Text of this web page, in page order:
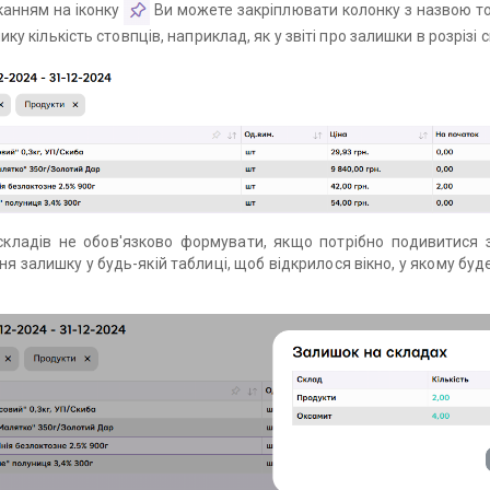
на іконку Ви можете закріплювати колонку з назвою
кількість стовпців, наприклад, як у звіті про залишки в розрізі
складів не обов'язково формувати, якщо потрібно
залишку у будь-якій таблиці, щоб відкрилося вікно, у якому